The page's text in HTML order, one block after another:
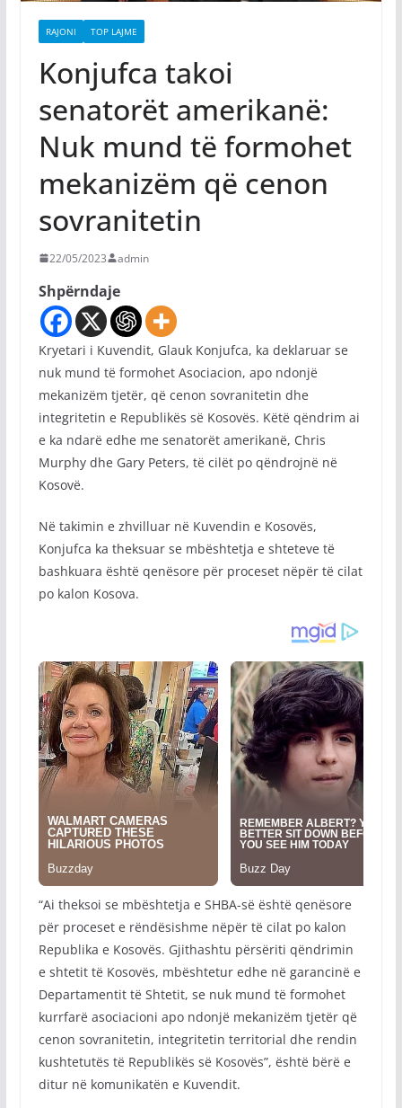
RAJONI TOP LAJME
Konjufca takoi
senatorët amerikanë:
Nuk mund të formohet
mekanizëm që cenon
sovranitetin
22/05/2023 admin
Shpërndaje
Kryetari i Kuvendit, Glauk Konjufca, ka deklaruar se
nuk mund të formohet Asociacion, apo ndonjë
mekanizëm tjetër, që cenon sovranitetin dhe
integritetin e Republikës së Kosovës. Këtë qëndrim ai
e ka ndarë edhe me senatorët amerikanë, Chris
Murphy dhe Gary Peters, të cilët po qëndrojnë në
Kosovë.
Në takimin e zhvilluar në Kuvendin e Kosovës,
Konjufca ka theksuar se mbështetja e shteteve të
bashkuara është qenësore për proceset nëpër të cilat
po kalon Kosova.
“Ai theksoi se mbështetja e SHBA-së është qenësore
për proceset e rëndësishme nëpër të cilat po kalon
Republika e Kosovës. Gjithashtu përsëriti qëndrimin
e shtetit të Kosovës, mbështetur edhe në garancinë e
Departamentit të Shtetit, se nuk mund të formohet
kurrfarë asociacioni apo ndonjë mekanizëm tjetër që
cenon sovranitetin, integritetin territorial dhe rendin
kushtetutës të Republikës së Kosovës”, është bërë e
ditur në komunikatën e Kuvendit.